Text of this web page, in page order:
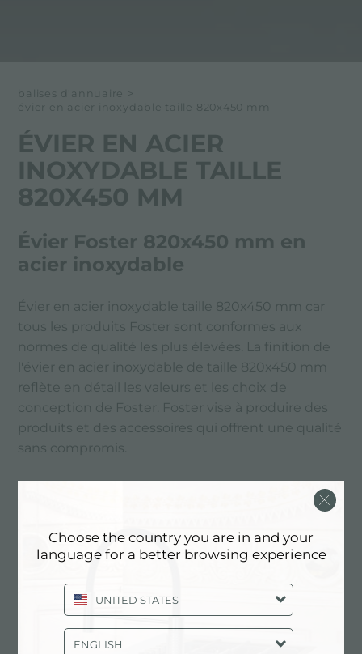
balises d'annuaire
>
évier en acier inoxydable taille 820x450 mm
ÉVIER EN ACIER
INOXYDABLE TAILLE
820X450 MM
Évier Foster 820x450 mm en
acier inoxydable
Évier en acier inoxydable taille 820x450 mm car
tous les produits Foster sont conformes aux
normes de qualité les plus élevées. La finition de
l'évier en acier inoxydable de taille 820x450 mm
reflète en détail les valeurs et les choix de
conception de Foster. Foster vise à produire des
produits et des accessoires qui offrent une qualité
sans compromis.
Choose the country you are in and your
language for a better browsing experience
UNITED STATES
ENGLISH